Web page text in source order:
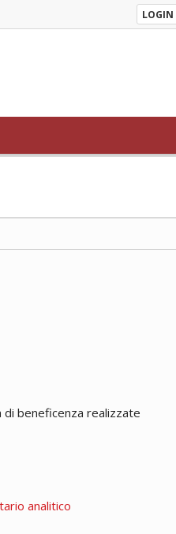
LOGIN
beneficenza realizzate
analitico